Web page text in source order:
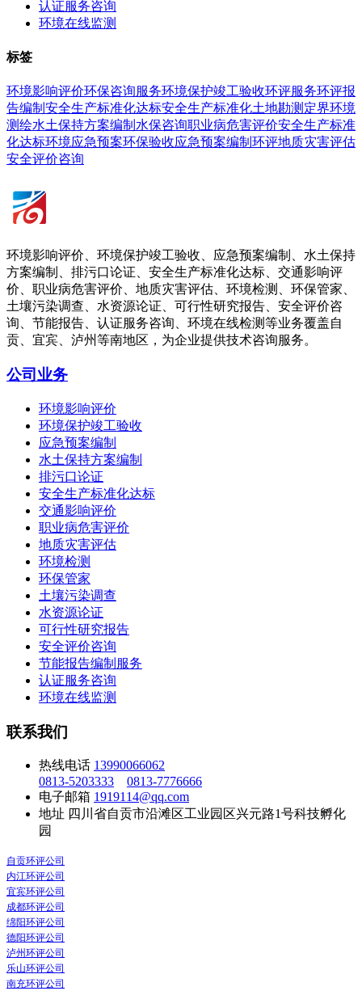
认证服务咨询
环境在线监测
标签
环境影响评价环保咨询服务环境保护竣工验收环评服务环评报
告编制 安全生产标准化达标安全生产标准化土地勘测定界环境
测绘水土保持方案编制 水保咨询职业病危害评价安全生产标准
化达标环境应急预案环保验收应急预案编制 环评地质灾害评估
安全评价咨询
环境影响评价、环境保护竣工验收、应急预案编制、水土保持
方案编制、排污口论证、安全生产标准化达标、交通影响评
价、职业病危害评价、地质灾害评估、环境检测、环保管家、
土壤污染调查、水资源论证、可行性研究报告、安全评价咨
询、节能报告、认证服务咨询、环境在线检测等业务覆盖自
贡、宜宾、泸州等南地区，为企业提供技术咨询服务。
公司业务
环境影响评价
环境保护竣工验收
应急预案编制
水土保持方案编制
排污口论证
安全生产标准化达标
交通影响评价
职业病危害评价
地质灾害评估
环境检测
环保管家
土壤污染调查
水资源论证
可行性研究报告
安全评价咨询
节能报告编制服务
认证服务咨询
环境在线监测
联系我们
热线电话 13990066062
0813-5203333
0813-7776666
电子邮箱 1919114@qq.com
地址 四川省自贡市沿滩区工业园区兴元路1号科技孵化
园
自贡环评公司
内江环评公司
宜宾环评公司
成都环评公司
绵阳环评公司
德阳环评公司
泸州环评公司
乐山环评公司
南充环评公司